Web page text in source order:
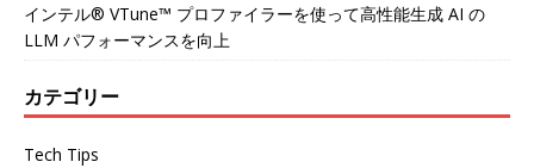
インテル® VTune™ プロファイラーを使って高性能生成 AI の
LLM パフォーマンスを向上
カテゴリー
Tech Tips